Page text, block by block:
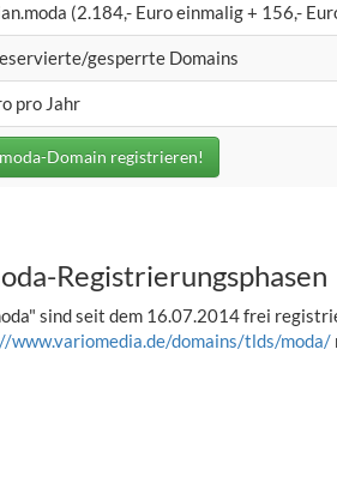
(2.184,- Euro einmalig + 156,-
gesperrte Domains
pro Jahr
Domain registrieren!
Registrierungsphasen
sind seit dem 16.07.2014 frei
www.variomedia.de/domains/tlds/moda/